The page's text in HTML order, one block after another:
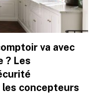
va avec
? Les
les concepteurs